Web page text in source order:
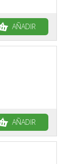
AÑADIR
AÑADIR